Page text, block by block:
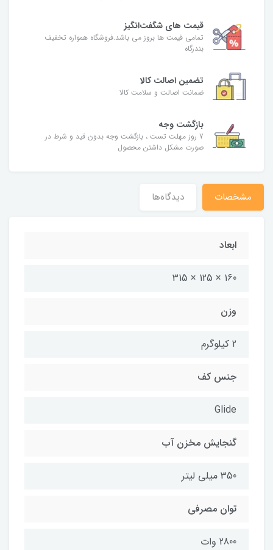
قیمت های شگفت‌انگیز
تمامی قیمت ها بروز می باشد.فروشگاه همواره تخفیف
بندرگاه
تضمین اصالت کالا
ضمانت اصالت و سلامت کالا
بازگشت وجه
7 روز مهلت تست ، بازگشت وجه بدون قید و شرط در
صورت مشکل داشتن محصول
مشخصات دیدگاه‌ها
ابعاد
160 × 125 × 315
وزن
2 کیلوگرم
جنس کف
Glide
گنجایش مخزن آب
350 میلی لیتر
توان مصرفی
2800 وات